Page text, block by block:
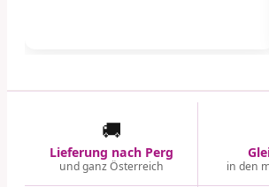
🚚
Lieferung nach Perg
und ganz Österreich in den